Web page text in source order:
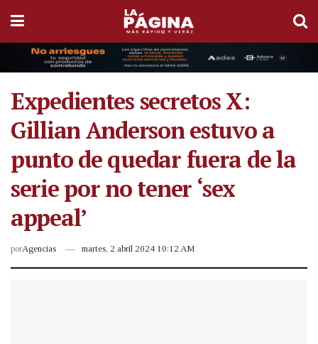
Expedientes secretos X:
Gillian Anderson estuvo a
punto de quedar fuera de la
serie por no tener ‘sex
appeal’
porAgencias martes, 2 abril 2024 10:12 AM